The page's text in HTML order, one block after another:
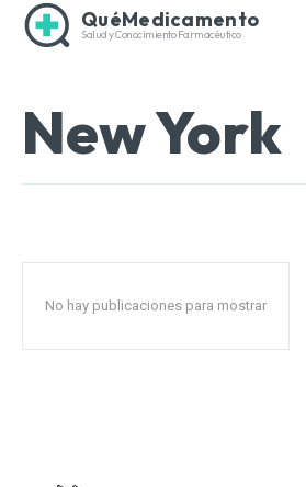
QuéMedicamento
Salud y Conocimiento Farmacéutico
New York
No hay publicaciones para mostrar